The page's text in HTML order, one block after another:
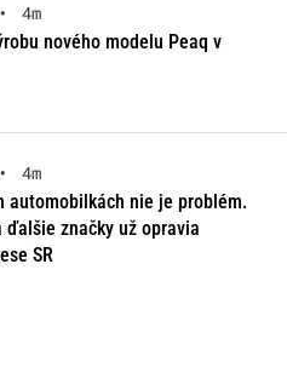
•
4m
nového modelu Peaq v
•
4m
automobilkách nie je problém.
značky už opravia
SR